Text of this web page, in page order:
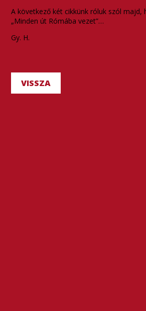
A következő két cikkünk róluk szól majd,
„Minden út Rómába vezet”…
Gy. H.
VISSZA